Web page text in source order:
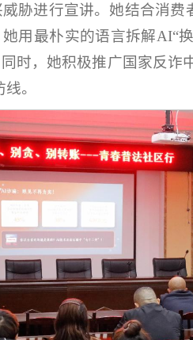
胁进行宣讲。她结合消
用最朴实的语言拆解AI“
时，她积极推广国家反诈
。